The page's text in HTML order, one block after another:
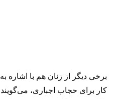
برخی دیگر از زنان هم با اشاره
کار برای حجاب اجباری،